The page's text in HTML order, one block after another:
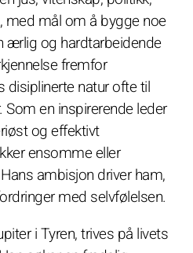
med mål om å bygge noe
ærlig og hardtarbeidende
fremfor
disiplinerte natur ofte til
en inspirerende leder
og effektivt
ensomme eller
ambisjon driver ham,
med selvfølelsen.
i Tyren, trives på livets